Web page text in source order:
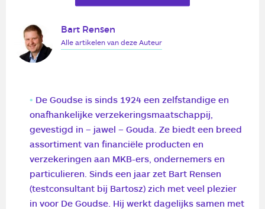
De Goudse is sinds 1924 een zelfstandige en
onafhankelijke verzekeringsmaatschappij,
gevestigd in – jawel – Gouda. Ze biedt een breed
assortiment van financiële producten en
verzekeringen aan MKB-ers, ondernemers en
particulieren. Sinds een jaar zet Bart Rensen
(testconsultant bij Bartosz) zich met veel plezier
in voor De Goudse. Hij werkt dagelijks samen met
Bart Rensen
Alle artikelen van deze Auteur